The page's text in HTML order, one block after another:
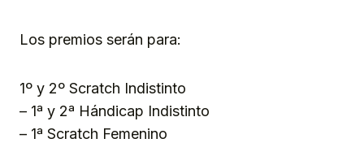
Los premios serán para:
1º y 2º Scratch Indistinto
– 1ª y 2ª Hándicap Indistinto
– 1ª Scratch Femenino